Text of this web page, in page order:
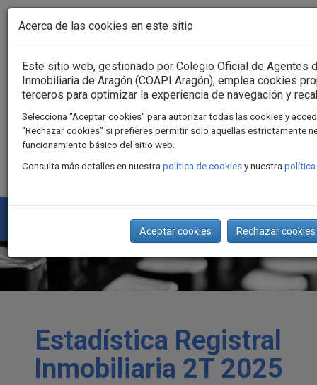
Pasar al contenido principal
Acceso usuarios
Estadística Registral
Inmobiliaria 2T 2025
Acerca de las cookies en este sitio
Este sitio web, gestionado por Colegio Oficial de Agentes
Inmobiliaria de Aragón (COAPI Aragón), emplea cookies
terceros para optimizar la experiencia de navegación y
Selecciona "Aceptar cookies" para autorizar todas las cookies y
"Rechazar cookies" si prefieres permitir solo aquellas estrictamente
funcionamiento básico del sitio web.
Consulta más detalles en nuestra política de cookiesy nuestra política
Aceptar cookies Rechazar cookies